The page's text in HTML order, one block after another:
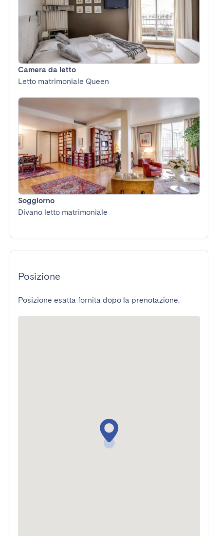
Camera da letto
Letto matrimoniale Queen
Soggiorno
Divano letto matrimoniale
Posizione
Posizione esatta fornita dopo la prenotazione.